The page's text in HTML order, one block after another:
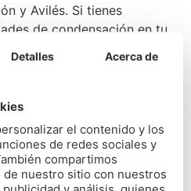
y Avilés. Si tienes
de condensación en tu
Te hablaremos de otras
con estos equipos de
de humedades.
en asturias,
oviedo
Detalles Acerca de
el contenido y los
de redes sociales y
compartimos
nuestro sitio con nuestros